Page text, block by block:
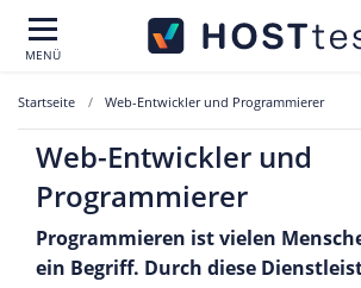
MENÜ
Startseite Web-Entwickler und Programmierer
Web-Entwickler und
Programmierer
Programmieren ist vielen
ein Begriff. Durch diese